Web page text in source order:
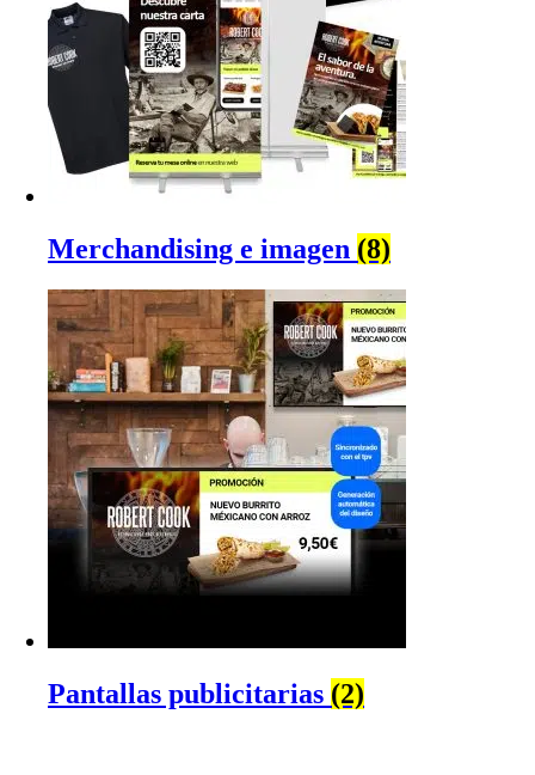
Merchandising e imagen (8)
Pantallas publicitarias (2)